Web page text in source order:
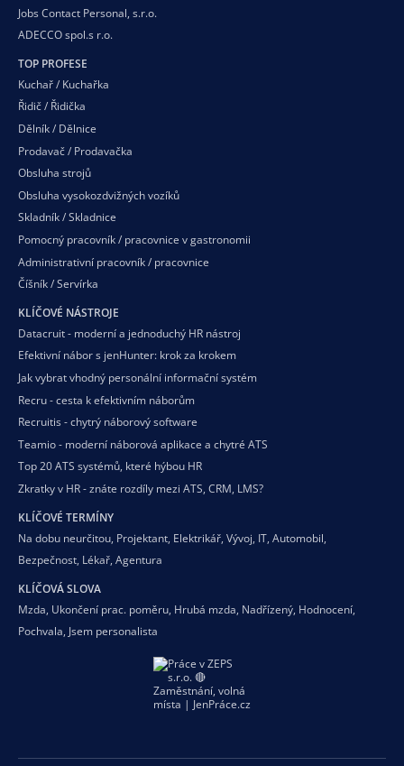
Jobs Contact Personal, s.r.o.
ADECCO spol.s r.o.
TOP PROFESE
Kuchař / Kuchařka
Řidič / Řidička
Dělník / Dělnice
Prodavač / Prodavačka
Obsluha strojů
Obsluha vysokozdvižných vozíků
Skladník / Skladnice
Pomocný pracovník / pracovnice v gastronomii
Administrativní pracovník / pracovnice
Číšník / Servírka
KLÍČOVÉ NÁSTROJE
Datacruit - moderní a jednoduchý HR nástroj
Efektivní nábor s jenHunter: krok za krokem
Jak vybrat vhodný personální informační systém
Recru - cesta k efektivním náborům
Recruitis - chytrý náborový software
Teamio - moderní náborová aplikace a chytré ATS
Top 20 ATS systémů, které hýbou HR
Zkratky v HR - znáte rozdíly mezi ATS, CRM, LMS?
KLÍČOVÉ TERMÍNY
Na dobu neurčitou, Projektant, Elektrikář, Vývoj, IT, Automobil,
Bezpečnost, Lékař, Agentura
KLÍČOVÁ SLOVA
Mzda, Ukončení prac. poměru, Hrubá mzda, Nadřízený, Hodnocení,
Pochvala, Jsem personalista